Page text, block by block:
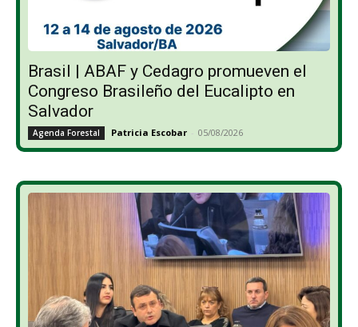
Brasil | ABAF y Cedagro promueven el
Congreso Brasileño del Eucalipto en
Salvador
Agenda Forestal Patricia Escobar - 05/08/2026